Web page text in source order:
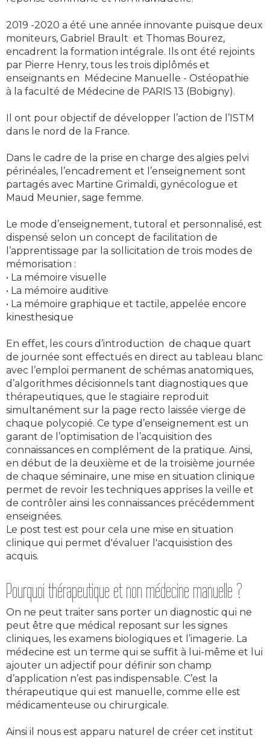
2019 -2020 a été une année innovante puisque deux
moniteurs, Gabriel Brault et Thomas Bourez,
encadrent la formation intégrale. Ils ont été rejoints
par Pierre Henry, tous les trois diplômés et
enseignants en Médecine Manuelle - Ostéopathie
à la faculté de Médecine de PARIS 13 (Bobigny).
Il ont pour objectif de développer l’action de l’ISTM
dans le nord de la France.
Dans le cadre de la prise en charge des algies pelvi
périnéales, l’encadrement et l’enseignement sont
partagés avec Martine Grimaldi, gynécologue et
Maud Meunier, sage femme.
Le mode d’enseignement, tutoral et personnalisé, est
dispensé selon un concept de facilitation de
l’apprentissage par la sollicitation de trois modes de
mémorisation :
• La mémoire visuelle
• La mémoire auditive
• La mémoire graphique et tactile, appelée encore
kinesthesique
En effet, les cours d’introduction de chaque quart
de journée sont effectués en direct au tableau blanc
avec l’emploi permanent de schémas anatomiques,
d’algorithmes décisionnels tant diagnostiques que
thérapeutiques, que le stagiaire reproduit
simultanément sur la page recto laissée vierge de
chaque polycopié. Ce type d’enseignement est un
garant de l’optimisation de l’acquisition des
connaissances en complément de la pratique. Ainsi,
en début de la deuxième et de la troisième journée
de chaque séminaire, une mise en situation clinique
permet de revoir les techniques apprises la veille et
de contrôler ainsi les connaissances précédemment
enseignées.
Le post test est pour cela une mise en situation
clinique qui permet d'évaluer l'acquisistion des
acquis.
Pourquoi thérapeutique et non médecine manuelle ?
On ne peut traiter sans porter un diagnostic qui ne
peut être que médical reposant sur les signes
cliniques, les examens biologiques et l’imagerie. La
médecine est un terme qui se suffit à lui-même et lui
ajouter un adjectif pour définir son champ
d’application n’est pas indispensable. C’est la
thérapeutique qui est manuelle, comme elle est
médicamenteuse ou chirurgicale.
Ainsi il nous est apparu naturel de créer cet institut